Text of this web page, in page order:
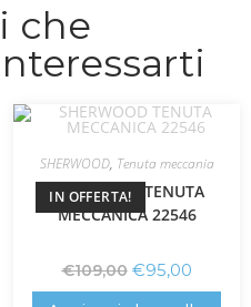
che
IN OFFERTA!
SHERWOOD, Tenuta meccania
SHERWOOD TENUTA
MECCANICA 22546
€109,00 €95,00